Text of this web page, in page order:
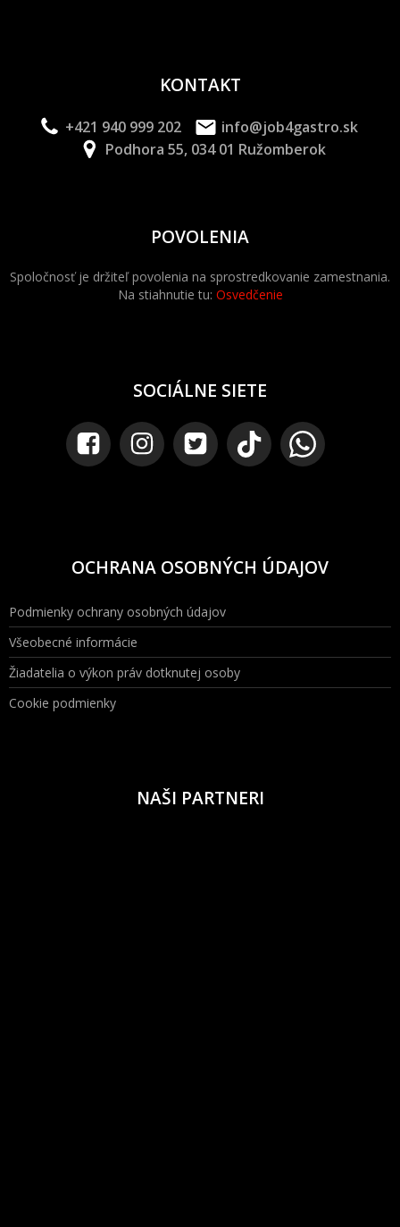
KONTAKT
+421 940 999 202
info@job4gastro.sk
Podhora 55, 034 01 Ružomberok
POVOLENIA
Spoločnosť je držiteľ povolenia na sprostredkovanie zamestnania.
Na stiahnutie tu: Osvedčenie
SOCIÁLNE SIETE
OCHRANA OSOBNÝCH ÚDAJOV
Podmienky ochrany osobných údajov
Všeobecné informácie
Žiadatelia o výkon práv dotknutej osoby
Cookie podmienky
NAŠI PARTNERI